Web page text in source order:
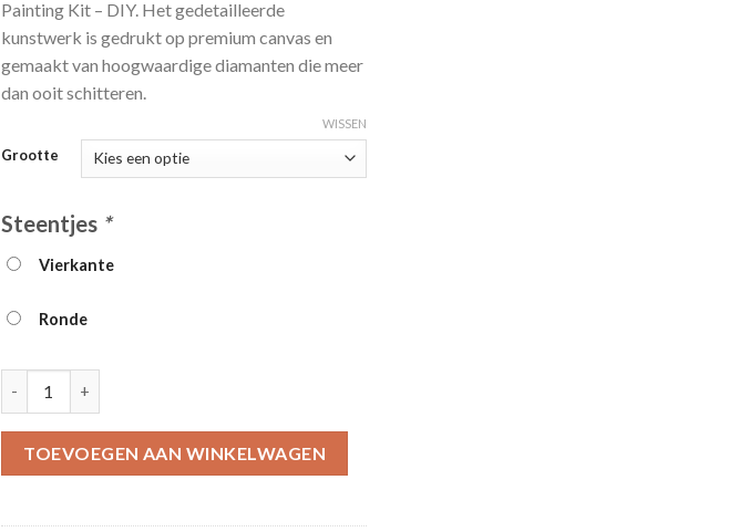
Painting Kit – DIY. Het gedetailleerde
kunstwerk is gedrukt op premium canvas en
gemaakt van hoogwaardige diamanten die meer
dan ooit schitteren.
Grootte
WISSEN
Steentjes *
Vierkante
Ronde
TOEVOEGEN AAN WINKELWAGEN